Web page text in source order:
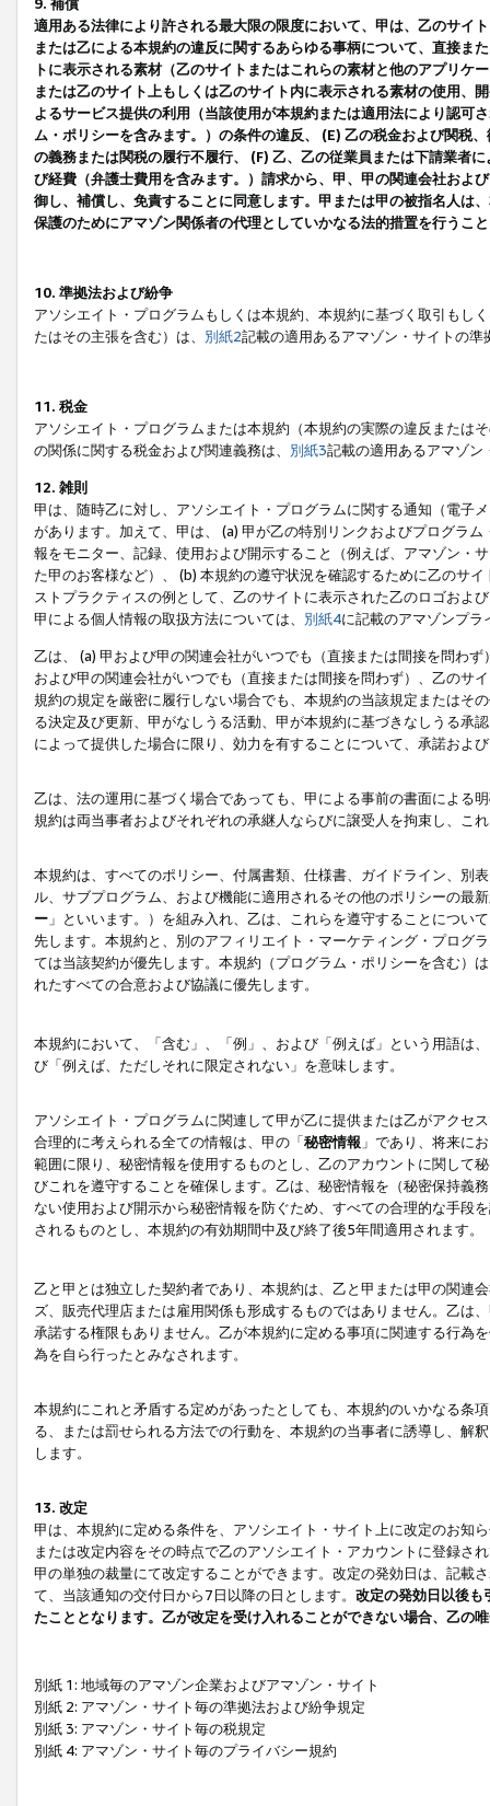
9. 補償
適用ある法律により許される最大限の限度において、甲は、乙のサイ
または乙による本規約の違反に関するあらゆる事柄について、直接ま
トに表示される素材（乙のサイトまたはこれらの素材と他のアプリ
または乙のサイト上もしくは乙のサイト内に表示される素材の使用、
よるサービス提供の利用（当該使用が本規約または適用法により認可
ム・ポリシーを含みます。）の条件の違反、 (E) 乙の税金および関税
の義務または関税の履行不履行、 (F) 乙、乙の従業員または下請業者
び経費（弁護士費用を含みます。）請求から、甲、甲の関連会社およ
御し、補償し、免責することに同意します。甲または甲の被指名人は
保護のためにアマゾン関係者の代理としていかなる法的措置を行うこ
10. 準拠法および紛争
アソシエイト・プログラムもしくは本規約、本規約に基づく取引もし
たはその主張を含む）は、 別紙2記載の適用あるアマゾン・サイトの
11. 税金
アソシエイト・プログラムまたは本規約（本規約の実際の違反または
の関係に関する税金および関連義務は、 別紙3記載の適用あるアマゾン
12. 雑則
甲は、随時乙に対し、アソシエイト・プログラムに関する通知（電子
があります。加えて、甲は、 (a) 甲が乙の特別リンクおよびプログラ
報をモニター、記録、使用および開示すること（例えば、アマゾン・
た甲のお客様など）、 (b) 本規約の遵守状況を確認するために乙のサ
ストプラクティスの例として、乙のサイトに表示された乙のロゴおよ
甲による個人情報の取扱方法については、 別紙4に記載のアマゾンプ
乙は、 (a) 甲および甲の関連会社がいつでも（直接または間接を問わ
および甲の関連会社がいつでも（直接または間接を問わず）、乙のサ
規約の規定を厳密に履行しない場合でも、本規約の当該規定またはそ
る決定及び更新、甲がなしうる活動、甲が本規約に基づきなしうる承
によって提供した場合に限り、効力を有することについて、承諾およ
乙は、法の運用に基づく場合であっても、甲による事前の書面による
規約は両当事者およびそれぞれの承継人ならびに譲受人を拘束し、こ
本規約は、すべてのポリシー、付属書類、仕様書、ガイドライン、別
ル、サブプログラム、および機能に適用されるその他のポリシーの最
ー 」といいます。）を組み入れ、乙は、これらを遵守することにつ
先します。本規約と、別のアフィリエイト・マーケティング・プログ
ては当該契約が優先します。本規約（プログラム・ポリシーを含む）
れたすべての合意および協議に優先します。
本規約において、「含む」、「例」、および「例えば」という用語は
び「例えば、ただしそれに限定されない」を意味します。
アソシエイト・プログラムに関連して甲が乙に提供または乙がアクセ
合理的に考えられる全ての情報は、甲の「秘密情報 」であり、将来に
範囲に限り、秘密情報を使用するものとし、乙のアカウントに関して
びこれを遵守することを確保します。乙は、秘密情報を（秘密保持義
ない使用および開示から秘密情報を防ぐため、すべての合理的な手段
されるものとし、本規約の有効期間中及び終了後5年間適用されます。
乙と甲とは独立した契約者であり、本規約は、乙と甲または甲の関連
ズ、販売代理店または雇用関係も形成するものではありません。乙は
承諾する権限もありません。乙が本規約に定める事項に関連する行為
為を自ら行ったとみなされます。
本規約にこれと矛盾する定めがあったとしても、本規約のいかなる条
る、または罰せられる方法での行動を、本規約の当事者に誘導し、解
します。
13. 改定
甲は、本規約に定める条件を、アソシエイト・サイト上に改定のお知
または改定内容をその時点で乙のアソシエイト・アカウントに登録さ
甲の単独の裁量にて改定することができます。改定の発効日は、記載
て、当該通知の交付日から7日以降の日とします。 改定の発効日以後も
たこととなります。乙が改定を受け入れることができない場合、乙の
別紙 1: 地域毎のアマゾン企業およびアマゾン・サイト
別紙 2: アマゾン・サイト毎の準拠法および紛争規定
別紙 3: アマゾン・サイト毎の税規定
別紙 4: アマゾン・サイト毎のプライバシー規約